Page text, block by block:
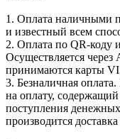
1. Оплата наличными
и известный всем
2. Оплата по QR-коду
Осуществляется
принимаются карты
3. Безналичная
на оплату,
поступления
производится